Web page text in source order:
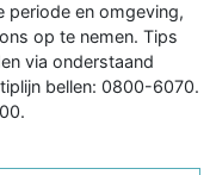
periode en omgeving,
op te nemen. Tips
via onderstaand
bellen: 0800-6070.